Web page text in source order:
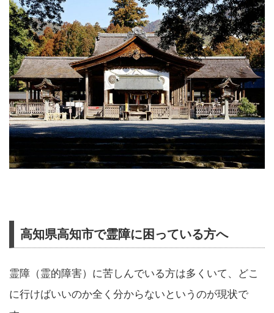
高知県高知市で霊障に困っている方へ
霊障（霊的障害）に苦しんでいる方は多くいて、どこ
に行けばいいのか全く分からないというのが現状で